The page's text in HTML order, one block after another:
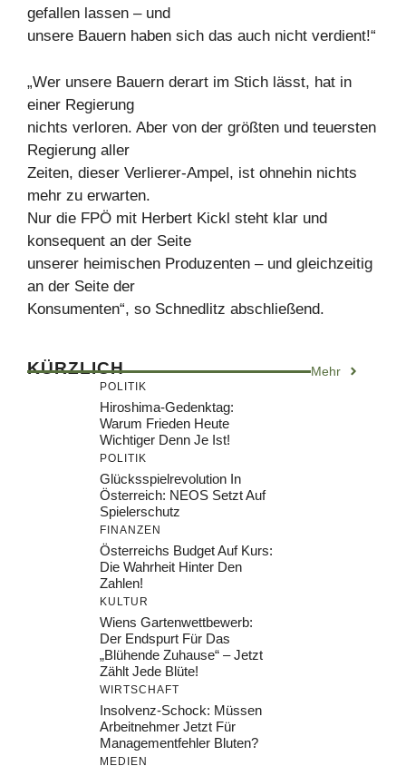
gefallen lassen – und
unsere Bauern haben sich das auch nicht verdient!“
„Wer unsere Bauern derart im Stich lässt, hat in
einer Regierung
nichts verloren. Aber von der größten und teuersten
Regierung aller
Zeiten, dieser Verlierer-Ampel, ist ohnehin nichts
mehr zu erwarten.
Nur die FPÖ mit Herbert Kickl steht klar und
konsequent an der Seite
unserer heimischen Produzenten – und gleichzeitig
an der Seite der
Konsumenten“, so Schnedlitz abschließend.
KÜRZLICH Mehr
POLITIK
Hiroshima-Gedenktag:
Warum Frieden Heute
Wichtiger Denn Je Ist!
POLITIK
Glücksspielrevolution In
Österreich: NEOS Setzt Auf
Spielerschutz
FINANZEN
Österreichs Budget Auf Kurs:
Die Wahrheit Hinter Den
Zahlen!
KULTUR
Wiens Gartenwettbewerb:
Der Endspurt Für Das
„Blühende Zuhause“ – Jetzt
Zählt Jede Blüte!
WIRTSCHAFT
Insolvenz-Schock: Müssen
Arbeitnehmer Jetzt Für
Managementfehler Bluten?
MEDIEN